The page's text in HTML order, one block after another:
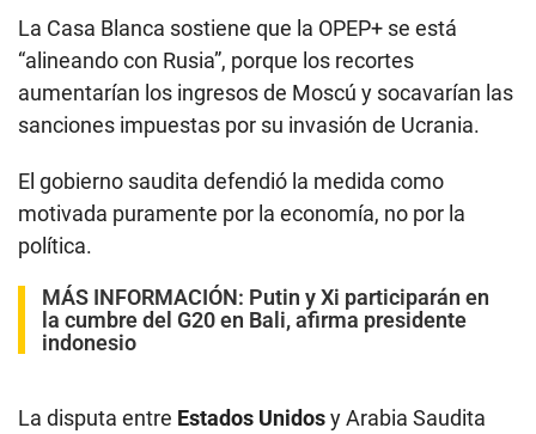
La Casa Blanca sostiene que la OPEP+ se está
“alineando con Rusia”, porque los recortes
aumentarían los ingresos de Moscú y socavarían las
sanciones impuestas por su invasión de Ucrania.
El gobierno saudita defendió la medida como
motivada puramente por la economía, no por la
política.
MÁS INFORMACIÓN: Putin y Xi participarán en
la cumbre del G20 en Bali, afirma presidente
indonesio
La disputa entre Estados Unidosy Arabia Saudita